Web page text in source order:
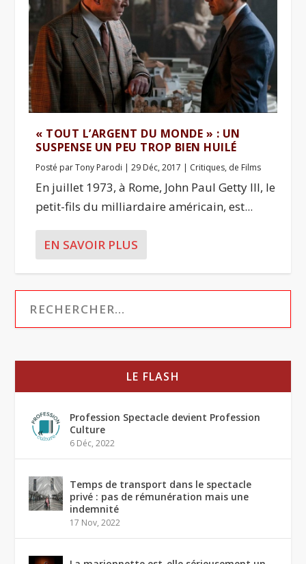
« TOUT L’ARGENT DU MONDE » : UN
SUSPENSE UN PEU TROP BIEN HUILÉ
Posté parTony Parodi |29 Déc, 2017 | Critiques, de Films
En juillet 1973, à Rome, John Paul Getty III, le
petit-fils du milliardaire américain, est...
EN SAVOIR PLUS
LE FLASH
Profession Spectacle devient Profession
Culture
6 Déc, 2022
Temps de transport dans le spectacle
privé : pas de rémunération mais une
indemnité
17 Nov, 2022